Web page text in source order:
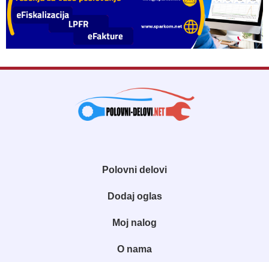
Polovni delovi
Dodaj oglas
Moj nalog
O nama